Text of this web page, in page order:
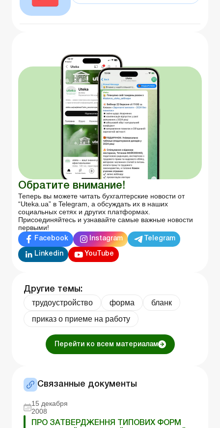
Обратите внимание!
Теперь вы можете читать бухгалтерские новости от
“Uteka.ua” в Telegram, а обсуждать их в наших
социальных сетях и других платформах.
Присоединяйтесь и узнавайте самые важные новости
первыми!
Facebook Instagram Telegram
Linkedin YouTube
Другие темы:
трудоустройство форма
бланк
приказ о приеме на работу
Перейти ко всем материалам
Связанные документы
15 декабря
2008
ПРО ЗАТВЕРДЖЕННЯ ТИПОВИХ ФОРМ